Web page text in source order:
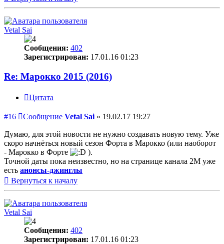
Vetal Sai
Сообщения: 402
Зарегистрирован: 17.01.16 01:23
Re: Марокко 2015 (2016)
Цитата
#16 Сообщение Vetal Sai » 19.02.17 19:27
Думаю, для этой новости не нужно создавать новую тему. Уже
скоро начнёться новый сезон Форта в Марокко (или наоборот
- Марокко в Форте
).
Точной даты пока неизвестно, но на странице канала 2М уже
есть анонсы-джинглы
Вернуться к началу
Vetal Sai
Сообщения: 402
Зарегистрирован: 17.01.16 01:23